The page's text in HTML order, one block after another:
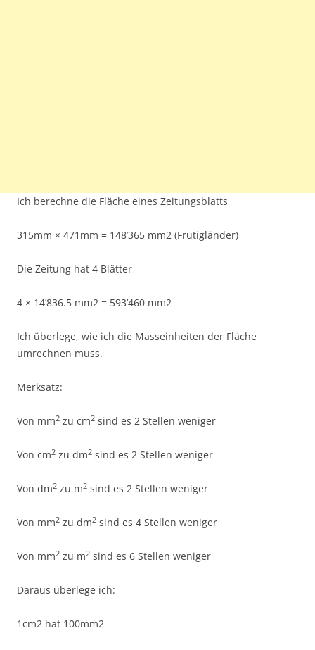
Ich berechne die Fläche eines Zeitungsblatts
315mm × 471mm = 148’365 mm2 (Frutigländer)
Die Zeitung hat 4 Blätter
4 × 14’836.5 mm2 = 593’460 mm2
Ich überlege, wie ich die Masseinheiten der Fläche
umrechnen muss.
Merksatz:
Von mm2 zu cm2 sind es 2 Stellen weniger
Von cm2 zu dm2 sind es 2 Stellen weniger
Von dm2 zu m2 sind es 2 Stellen weniger
Von mm2 zu dm2 sind es 4 Stellen weniger
Von mm2 zu m2 sind es 6 Stellen weniger
Daraus überlege ich:
1cm2 hat 100mm2